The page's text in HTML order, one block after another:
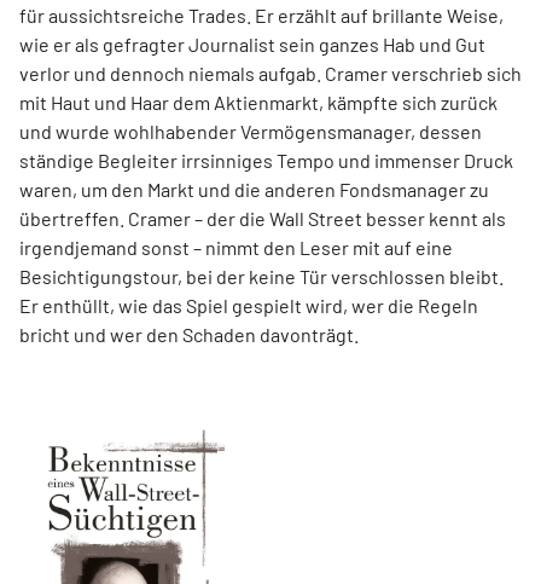
für aussichtsreiche Trades. Er erzählt auf brillante Weise,
wie er als gefragter Journalist sein ganzes Hab und Gut
verlor und dennoch niemals aufgab. Cramer verschrieb sich
mit Haut und Haar dem Aktienmarkt, kämpfte sich zurück
und wurde wohlhabender Vermögensmanager, dessen
ständige Begleiter irrsinniges Tempo und immenser Druck
waren, um den Markt und die anderen Fondsmanager zu
übertreffen. Cramer – der die Wall Street besser kennt als
irgendjemand sonst – nimmt den Leser mit auf eine
Besichtigungstour, bei der keine Tür verschlossen bleibt.
Er enthüllt, wie das Spiel gespielt wird, wer die Regeln
bricht und wer den Schaden davonträgt.